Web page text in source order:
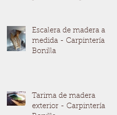
Escalera de madera a
medida - Carpintería
Bonilla
Tarima de madera
exterior - Carpintería